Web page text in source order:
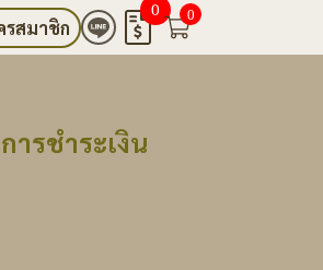
รสมาชิก
0 0
การชำระเงิน